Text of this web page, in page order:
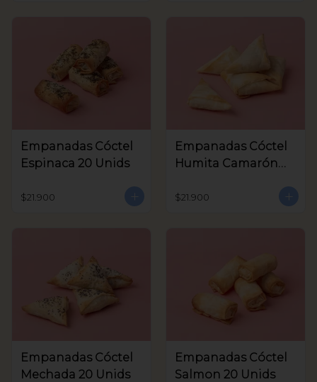
Empanadas Cóctel
Espinaca 20 Unids
$21.900
Empanadas Cóctel
Humita Camarón
$21.900
Empanadas Cóctel
Mechada 20 Unids
Empanadas Cóctel
Salmon 20 Unids